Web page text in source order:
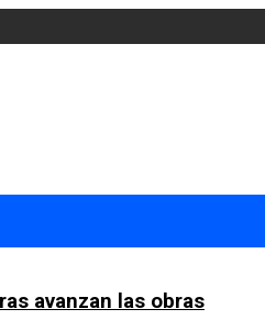
avanzan las obras